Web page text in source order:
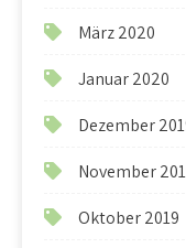
März 2020
Januar 2020
Dezember
November
Oktober 2019